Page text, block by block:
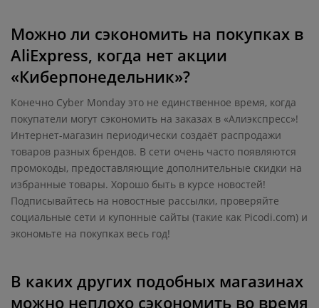
Можно ли сэкономить на покупках в
AliExpress, когда нет акции
«Киберпонедельник»?
Конечно Cyber Monday это не единственное время, когда
покупатели могут сэкономить на заказах в «Алиэкспресс»!
Интернет-магазин периодически создаёт распродажи
товаров разных брендов. В сети очень часто появляются
промокоды, предоставляющие дополнительные скидки на
избранные товары. Хорошо быть в курсе новостей!
Подписывайтесь на новостные рассылки, проверяйте
социальные сети и купонные сайты (такие как Picodi.com) и
экономьте на покупках весь год!
В каких других подобных магазинах
можно неплохо сэкономить во время